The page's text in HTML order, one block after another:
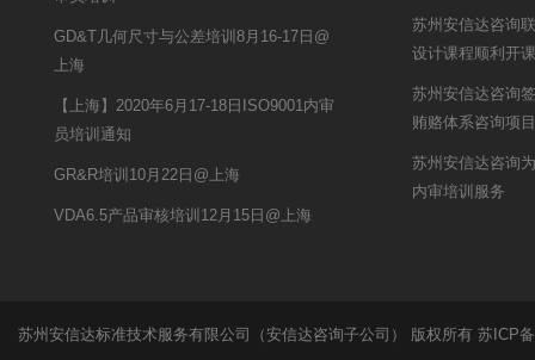
GD&T几何尺寸与公差培训8月16-17日@
上海
【上海】2020年6月17-18日ISO9001内审
员培训通知
GR&R培训10月22日@上海
VDA6.5产品审核培训12月15日@上海
苏州安信达咨询
设计课程顺利开课
苏州安信达咨询
贿赂体系咨询项目
苏州安信达咨询
内审培训服务
苏州安信达标准技术服务有限公司（安信达咨询子公司） 版权所有 苏ICP